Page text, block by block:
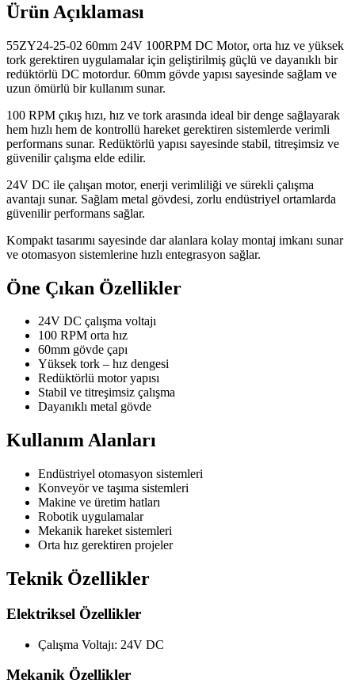
Ürün Açıklaması
55ZY24-25-02 60mm 24V 100RPM DC Motor, orta hız ve yüksek
tork gerektiren uygulamalar için geliştirilmiş güçlü ve dayanıklı bir
redüktörlü DC motordur. 60mm gövde yapısı sayesinde sağlam ve
uzun ömürlü bir kullanım sunar.
100 RPM çıkış hızı, hız ve tork arasında ideal bir denge sağlayarak
hem hızlı hem de kontrollü hareket gerektiren sistemlerde verimli
performans sunar. Redüktörlü yapısı sayesinde stabil, titreşimsiz ve
güvenilir çalışma elde edilir.
24V DC ile çalışan motor, enerji verimliliği ve sürekli çalışma
avantajı sunar. Sağlam metal gövdesi, zorlu endüstriyel ortamlarda
güvenilir performans sağlar.
Kompakt tasarımı sayesinde dar alanlara kolay montaj imkanı sunar
ve otomasyon sistemlerine hızlı entegrasyon sağlar.
Öne Çıkan Özellikler
24V DC çalışma voltajı
100 RPM orta hız
60mm gövde çapı
Yüksek tork – hız dengesi
Redüktörlü motor yapısı
Stabil ve titreşimsiz çalışma
Dayanıklı metal gövde
Kullanım Alanları
Endüstriyel otomasyon sistemleri
Konveyör ve taşıma sistemleri
Makine ve üretim hatları
Robotik uygulamalar
Mekanik hareket sistemleri
Orta hız gerektiren projeler
Teknik Özellikler
Elektriksel Özellikler
Çalışma Voltajı: 24V DC
Mekanik Özellikler